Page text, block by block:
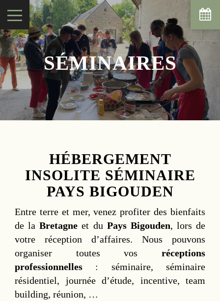
SÉMINAIRES
HÉBERGEMENT
INSOLITE SÉMINAIRE
PAYS BIGOUDEN
Entre terre et mer, venez profiter des bienfaits
de la Bretagneet du Pays Bigouden, lors de
votre réception d’affaires. Nous pouvons
organiser toutes vos réceptions
professionnelles : séminaire, séminaire
résidentiel, journée d’étude, incentive, team
building, réunion, …